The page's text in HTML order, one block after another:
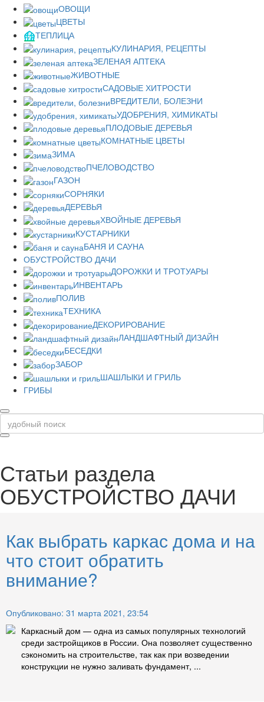
ОВОЩИ
ЦВЕТЫ
ТЕПЛИЦА
КУЛИНАРИЯ, РЕЦЕПТЫ
ЗЕЛЕНАЯ АПТЕКА
ЖИВОТНЫЕ
САДОВЫЕ ХИТРОСТИ
ВРЕДИТЕЛИ, БОЛЕЗНИ
УДОБРЕНИЯ, ХИМИКАТЫ
ПЛОДОВЫЕ ДЕРЕВЬЯ
КОМНАТНЫЕ ЦВЕТЫ
ЗИМА
ПЧЕЛОВОДСТВО
ГАЗОН
СОРНЯКИ
ДЕРЕВЬЯ
ХВОЙНЫЕ ДЕРЕВЬЯ
КУСТАРНИКИ
БАНЯ И САУНА
ОБУСТРОЙСТВО ДАЧИ
ДОРОЖКИ И ТРОТУАРЫ
ИНВЕНТАРЬ
ПОЛИВ
ТЕХНИКА
ДЕКОРИРОВАНИЕ
ЛАНДШАФТНЫЙ ДИЗАЙН
БЕСЕДКИ
ЗАБОР
ШАШЛЫКИ И ГРИЛЬ
ГРИБЫ
Статьи раздела
ОБУСТРОЙСТВО ДАЧИ
Как выбрать каркас дома и на
что стоит обратить
внимание?
Опубликовано: 31 марта 2021, 23:54
Каркасный дом — одна из самых популярных технологий
среди застройщиков в России. Она позволяет существенно
сэкономить на строительстве, так как при возведении
конструкции не нужно заливать фундамент, ...